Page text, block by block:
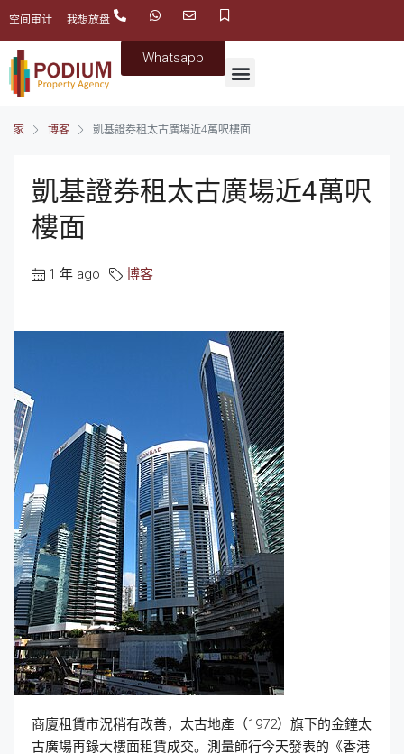
空间审计 我想放盘
Whatsapp
家 博客 凱基證券租太古廣場近4萬呎樓面
凱基證券租太古廣場近4萬呎
樓面
1 年 ago 博客
商廈租賃市況稍有改善，太古地產（1972）旗下的金鐘太
古廣場再錄大樓面租賃成交。測量師行今天發表的《香港